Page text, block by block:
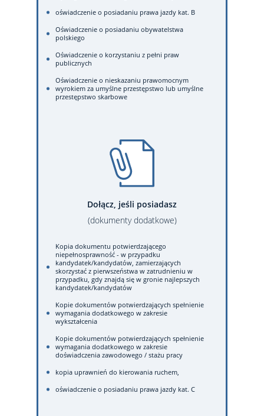
oświadczenie o posiadaniu prawa jazdy kat. B
Oświadczenie o posiadaniu obywatelstwa
polskiego
Oświadczenie o korzystaniu z pełni praw
publicznych
Oświadczenie o nieskazaniu prawomocnym
wyrokiem za umyślne przestępstwo lub umyślne
przestępstwo skarbowe
Dołącz, jeśli posiadasz
(dokumenty dodatkowe)
Kopia dokumentu potwierdzającego
niepełnosprawność - w przypadku
kandydatek/kandydatów, zamierzających
skorzystać z pierwszeństwa w zatrudnieniu w
przypadku, gdy znajdą się w gronie najlepszych
kandydatek/kandydatów
Kopie dokumentów potwierdzających spełnienie
wymagania dodatkowego w zakresie
wykształcenia
Kopie dokumentów potwierdzających spełnienie
wymagania dodatkowego w zakresie
doświadczenia zawodowego / stażu pracy
kopia uprawnień do kierowania ruchem,
oświadczenie o posiadaniu prawa jazdy kat. C